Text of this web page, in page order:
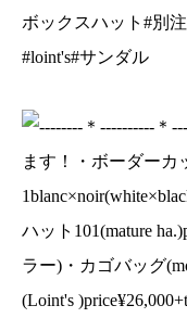
ボックスハット#別
#loint's#サンダル